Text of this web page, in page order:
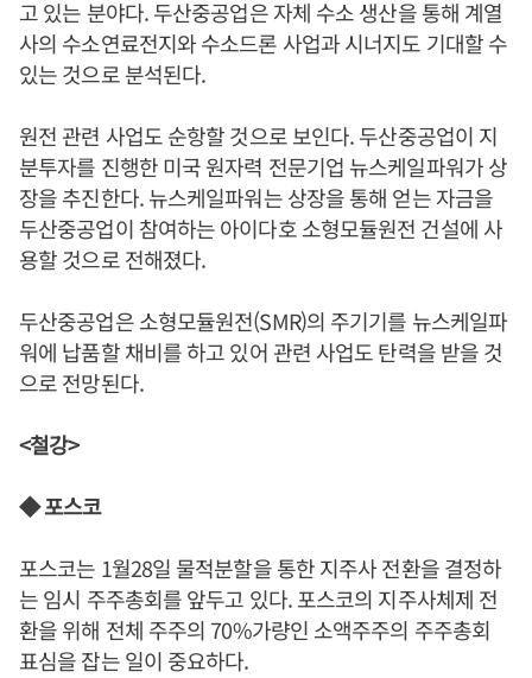
고 있는 분야다. 두산중공업은 자체 수소 생산을 통해 계열
사의 수소연료전지와 수소드론 사업과 시너지도 기대할 수
있는 것으로 분석된다.
원전 관련 사업도 순항할 것으로 보인다. 두산중공업이 지
분투자를 진행한 미국 원자력 전문기업 뉴스케일파워가 상
장을 추진한다. 뉴스케일파워는 상장을 통해 얻는 자금을
두산중공업이 참여하는 아이다호 소형모듈원전 건설에 사
용할 것으로 전해졌다.
두산중공업은 소형모듈원전(SMR)의 주기기를 뉴스케일파
워에 납품할 채비를 하고 있어 관련 사업도 탄력을 받을 것
으로 전망된다.
<철강>
◆ 포스코
포스코는 1월28일 물적분할을 통한 지주사 전환을 결정하
는 임시 주주총회를 앞두고 있다. 포스코의 지주사체제 전
환을 위해 전체 주주의 70%가량인 소액주주의 주주총회
표심을 잡는 일이 중요하다.